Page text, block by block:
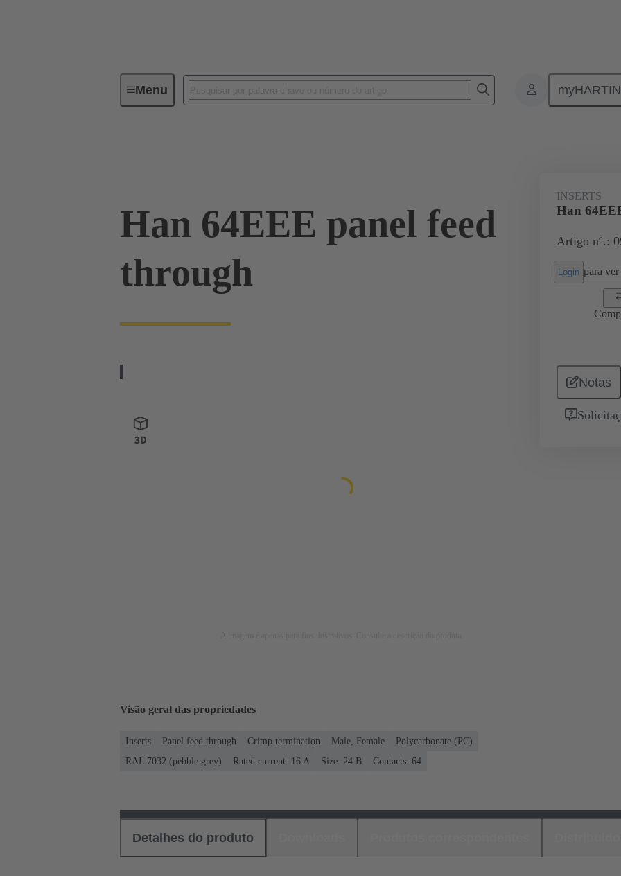
MenuIndustrial connectors / Han® Monobloc inserts For
Han 64EEE panel feed
through
INSERTS
Han
Artigo nº.:
Login para
Notas
Visão geral das propriedades
Inserts Panel feed through Crimp termination Male, Female
Polycarbonate (PC)
RAL 7032 (pebble grey)
Rated current: ‌16 A Size: 24 B Contacts: 64
Detalhes do produto